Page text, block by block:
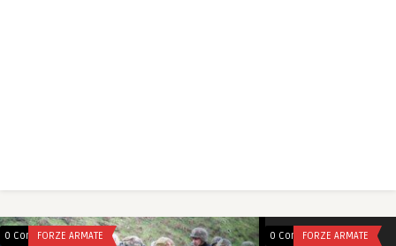
0 CommentsFORZE ARMATE 0 CommentsFORZE ARMATE